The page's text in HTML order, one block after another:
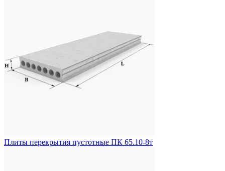
Плиты перекрытия пустотные ПК 65.10-8т